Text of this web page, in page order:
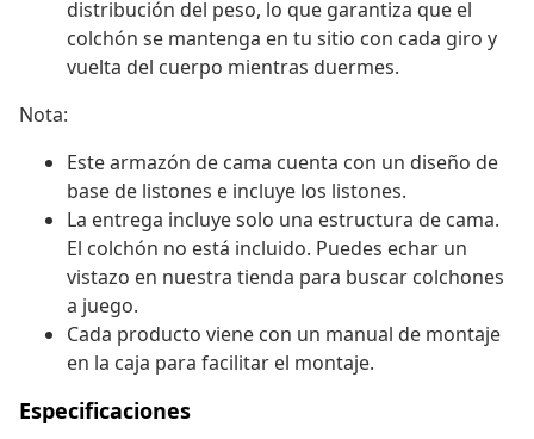
distribución del peso, lo que garantiza que el
colchón se mantenga en tu sitio con cada giro y
vuelta del cuerpo mientras duermes.
Nota:
Este armazón de cama cuenta con un diseño de
base de listones e incluye los listones.
La entrega incluye solo una estructura de cama.
El colchón no está incluido. Puedes echar un
vistazo en nuestra tienda para buscar colchones
a juego.
Cada producto viene con un manual de montaje
en la caja para facilitar el montaje.
Especificaciones